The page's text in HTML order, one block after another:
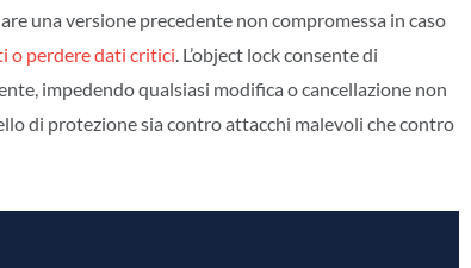
una versione precedente non compromessa in caso
o perdere dati critici. L’object lock consente di
impedendo qualsiasi modifica o cancellazione non
di protezione sia contro attacchi malevoli che contro